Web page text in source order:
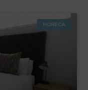
HORECA